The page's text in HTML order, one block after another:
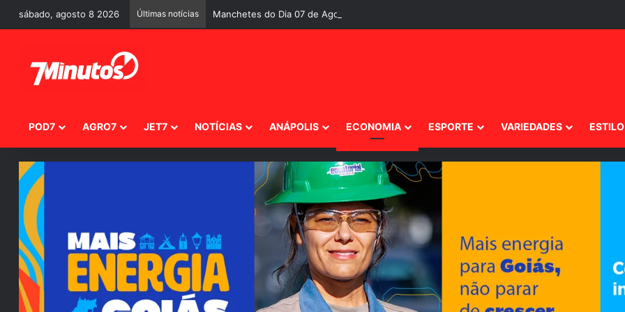
sábado, agosto 8 2026 Últimas notícias Manchetes do Dia 07 de Agosto de 2026, Sexta-Feira
POD7 AGRO7 JET7 NOTÍCIAS ANÁPOLIS ECONOMIA ESPORTE VARIEDADES ESTILO